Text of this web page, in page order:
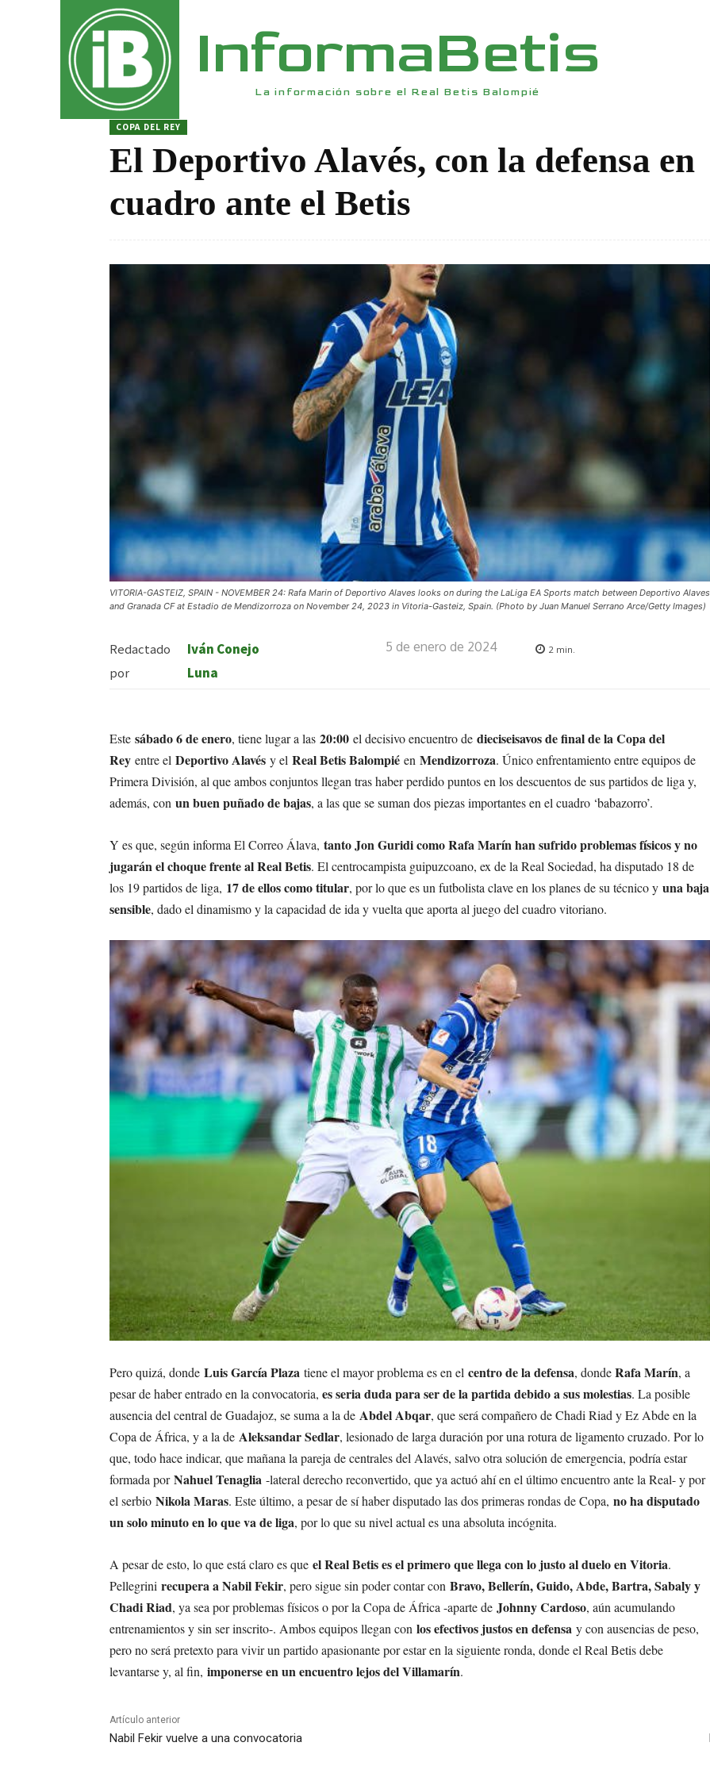
InformaBetis
La información sobre el Real Betis Balompié
COPA DEL REY
El Deportivo Alavés, con la defensa en
cuadro ante el Betis
VITORIA-GASTEIZ, SPAIN - NOVEMBER 24: Rafa Marin of Deportivo Alaves looks on during the LaLiga EA Sports match between Deportivo Alaves
and Granada CF at Estadio de Mendizorroza on November 24, 2023 in Vitoria-Gasteiz, Spain. (Photo by Juan Manuel Serrano Arce/Getty Images)
Redactado
por
Iván Conejo
Luna
5 de enero de 2024 2 min.
Este sábado 6 de enero, tiene lugar a las 20:00 el decisivo encuentro de dieciseisavos de final de la Copa del
Rey entre el Deportivo Alavés y el Real Betis Balompié en Mendizorroza. Único enfrentamiento entre equipos de
Primera División, al que ambos conjuntos llegan tras haber perdido puntos en los descuentos de sus partidos de liga y,
además, con un buen puñado de bajas, a las que se suman dos piezas importantes en el cuadro ‘babazorro’.
Y es que, según informa El Correo Álava, tanto Jon Guridi como Rafa Marín han sufrido problemas físicos y no
jugarán el choque frente al Real Betis. El centrocampista guipuzcoano, ex de la Real Sociedad, ha disputado 18 de
los 19 partidos de liga, 17 de ellos como titular, por lo que es un futbolista clave en los planes de su técnico y una baja
sensible, dado el dinamismo y la capacidad de ida y vuelta que aporta al juego del cuadro vitoriano.
Pero quizá, donde Luis García Plaza tiene el mayor problema es en el centro de la defensa, dondeRafa Marín, a
pesar de haber entrado en la convocatoria, es seria duda para ser de la partida debido a sus molestias. La posible
ausencia del central de Guadajoz, se suma a la de Abdel Abqar, que será compañero de Chadi Riad y Ez Abde en la
Copa de África, y a la de Aleksandar Sedlar, lesionado de larga duración por una rotura de ligamento cruzado. Por lo
que, todo hace indicar, que mañana la pareja de centrales del Alavés, salvo otra solución de emergencia, podría estar
formada porNahuel Tenaglia -lateral derecho reconvertido, que ya actuó ahí en el último encuentro ante la Real- y por
el serbio Nikola Maras. Este último, a pesar de sí haber disputado las dos primeras rondas de Copa, no ha disputado
un solo minuto en lo que va de liga, por lo que su nivel actual es una absoluta incógnita.
A pesar de esto, lo que está claro es que el Real Betis es el primero que llega con lo justo al duelo en Vitoria.
Pellegrini recupera a Nabil Fekir, pero sigue sin poder contar con Bravo, Bellerín, Guido, Abde, Bartra, Sabaly y
Chadi Riad, ya sea por problemas físicos o por la Copa de África -aparte de Johnny Cardoso, aún acumulando
entrenamientos y sin ser inscrito-. Ambos equipos llegan con los efectivos justos en defensa y con ausencias de peso,
pero no será pretexto para vivir un partido apasionante por estar en la siguiente ronda, donde el Real Betis debe
levantarse y, al fin, imponerse en un encuentro lejos del Villamarín.
Artículo anterior
Nabil Fekir vuelve a una convocatoria